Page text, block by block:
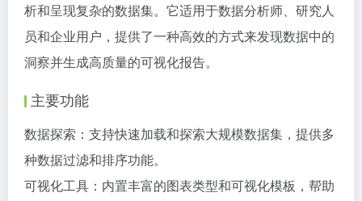
析和呈现复杂的数据集。它适用于数据分析师、研究人
员和企业用户，提供了一种高效的方式来发现数据中的
洞察并生成高质量的可视化报告。
主要功能
数据探索：支持快速加载和探索大规模数据集，提供多
种数据过滤和排序功能。
可视化工具：内置丰富的图表类型和可视化模板，帮助